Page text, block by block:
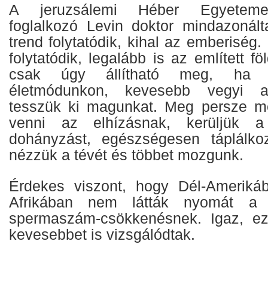
A jeruzsálemi Héber
foglalkozó Levin doktor
trend folytatódik, kihal az emberiség.
folytatódik, legalább is az említett
csak úgy állítható meg, ha
életmódunkon, kevesebb vegyi
tesszük ki magunkat. Meg persze
venni az elhízásnak, kerüljük
dohányzást, egészségesen
nézzük a tévét és többet mozgunk.
Érdekes viszont, hogy Dél-
Afrikában nem látták nyomát a
spermaszám-csökkenésnek. Igaz,
kevesebbet is vizsgálódtak.